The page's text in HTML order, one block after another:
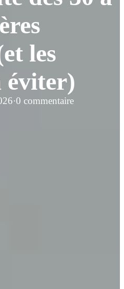
les
éviter)
·0 commentaire